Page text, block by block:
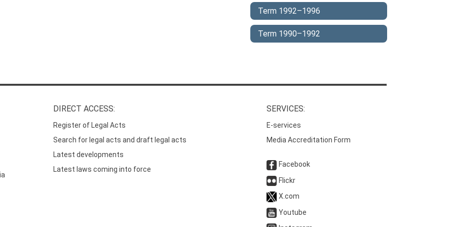
Term 1992–1996
Term 1990–1992
DIRECT ACCESS:
Register of Legal Acts
Search for legal acts and draft legal acts
Latest developments
Latest laws coming into force
SERVICES:
E-services
Media Accreditation Form
Facebook
Flickr
X.com
Youtube